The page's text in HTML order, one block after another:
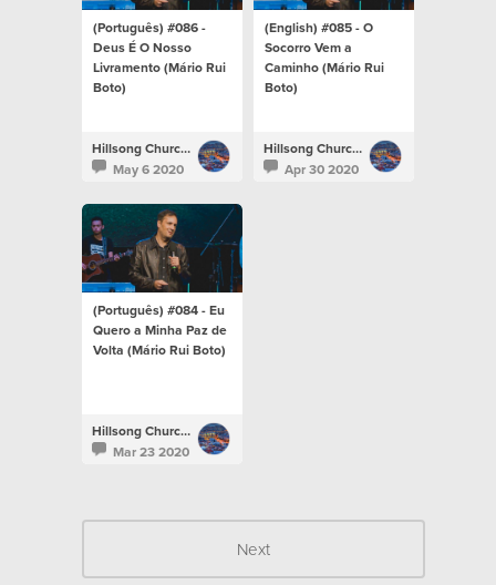
(Português) #086 -
Deus É O Nosso
Livramento (Mário Rui
Boto)
Hillsong Church Portugal
May 6 2020
(English) #085 - O
Socorro Vem a
Caminho (Mário Rui
Boto)
Hillsong Church Portugal
Apr 30 2020
(Português) #084 - Eu
Quero a Minha Paz de
Volta (Mário Rui Boto)
Hillsong Church Portugal
Mar 23 2020
Next